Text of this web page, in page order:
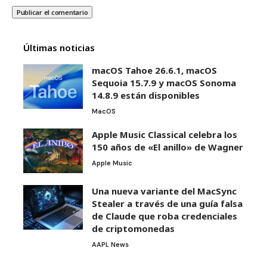
Últimas noticias
macOS Tahoe 26.6.1, macOS
Sequoia 15.7.9 y macOS Sonoma
14.8.9 están disponibles
MacOS
Apple Music Classical celebra los
150 años de «El anillo» de Wagner
Apple Music
Una nueva variante del MacSync
Stealer a través de una guía falsa
de Claude que roba credenciales
de criptomonedas
AAPL News